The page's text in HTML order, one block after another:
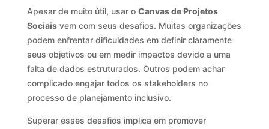
Apesar de muito útil, usar o Canvas de Projetos
Sociaisvem com seus desafios. Muitas organizações
podem enfrentar dificuldades em definir claramente
seus objetivos ou em medir impactos devido a uma
falta de dados estruturados. Outros podem achar
complicado engajar todos os stakeholders no
processo de planejamento inclusivo.
Superar esses desafios implica em promover